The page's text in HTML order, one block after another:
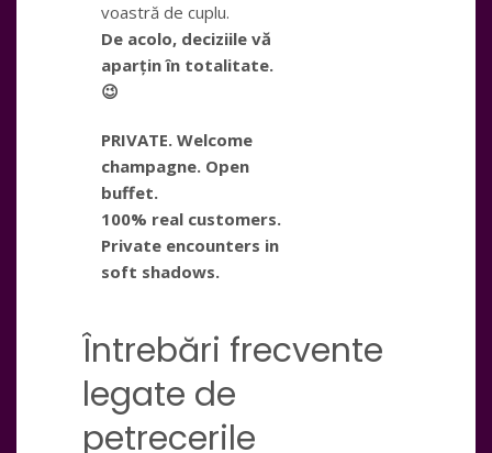
voastră de cuplu.
De acolo, deciziile vă
aparțin în totalitate.
😉
PRIVATE. Welcome
champagne. Open
buffet.
100% real customers.
Private encounters in
soft shadows.
Întrebări frecvente
legate de
petrecerile